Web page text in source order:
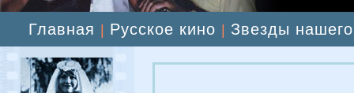
Главная Русское кино Звезды